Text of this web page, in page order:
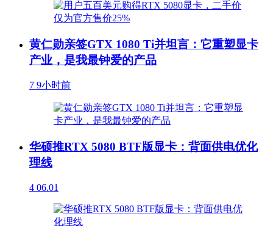
黄仁勋亲签GTX 1080 Ti并坦言：它重塑显卡
产业，是我最钟爱的产品
7 9小时前
华硕推RTX 5080 BTF版显卡：背面供电优化
理线
4 06.01